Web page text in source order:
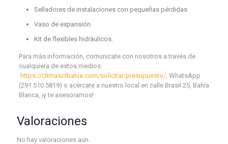
Selladores de instalaciones con pequeñas pérdidas.
Vaso de expansión.
Kit de flexibles hidráulicos.
Para más información, comunicate con nosotros a través de
cualquiera de estos medios:
https://climasolbahia.com/solicitar-presupuesto/, WhatsApp
(291 510 5819) o acércate a nuestro local en calle Brasil 25, Bahía
Blanca, ¡y te asesoramos!
Valoraciones
No hay valoraciones aún.